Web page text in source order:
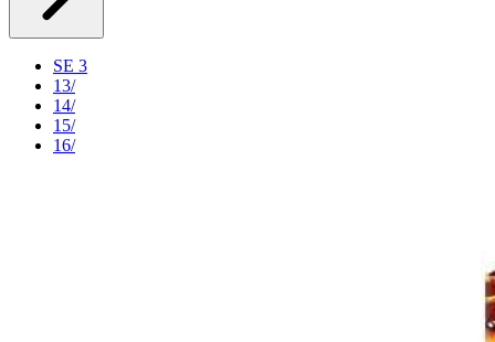
SE 3
13/
14/
15/
16/